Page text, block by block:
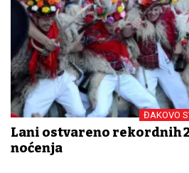
ĐAKOVO
Lani ostvareno rekordnih
noćenja